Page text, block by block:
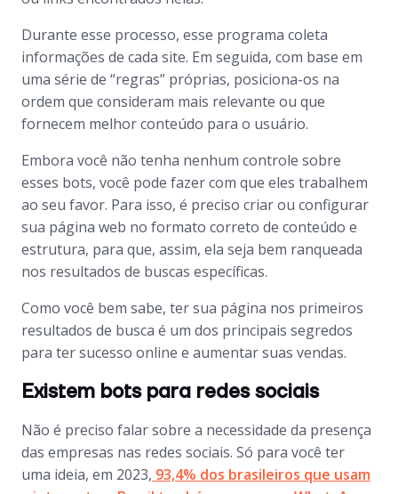
Durante esse processo, esse programa coleta
informações de cada site. Em seguida, com base em
uma série de “regras” próprias, posiciona-os na
ordem que consideram mais relevante ou que
fornecem melhor conteúdo para o usuário.
Embora você não tenha nenhum controle sobre
esses bots, você pode fazer com que eles trabalhem
ao seu favor. Para isso, é preciso criar ou configurar
sua página web no formato correto de conteúdo e
estrutura, para que, assim, ela seja bem ranqueada
nos resultados de buscas específicas.
Como você bem sabe, ter sua página nos primeiros
resultados de busca é um dos principais segredos
para ter sucesso online e aumentar suas vendas.
Existem bots para redes sociais
Não é preciso falar sobre a necessidade da presença
das empresas nas redes sociais. Só para você ter
uma ideia, em 2023, 93,4% dos brasileiros que usam